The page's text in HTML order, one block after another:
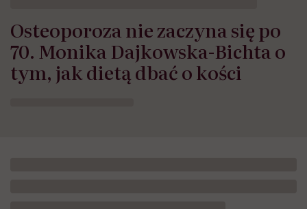
Osteoporoza nie zaczyna się po
70. Monika Dajkowska-Bichta o
tym, jak dietą dbać o kości